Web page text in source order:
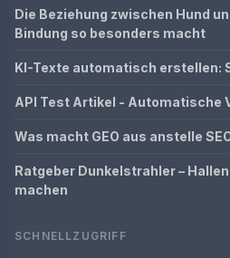
Die Beziehung zwischen Hund
Bindung so besonders macht
KI-Texte automatisch erstellen:
API Test Artikel - Automatische
Was macht GEO aus anstelle
Ratgeber Dunkelstrahler –
machen
SCHNELLZUGRIFF